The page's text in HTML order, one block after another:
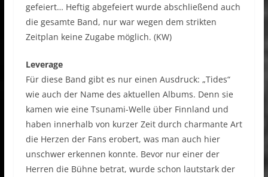
gefeiert… Heftig abgefeiert wurde abschließend auch
die gesamte Band, nur war wegen dem strikten
Zeitplan keine Zugabe möglich. (KW)
Leverage
Für diese Band gibt es nur einen Ausdruck: „Tides“
wie auch der Name des aktuellen Albums. Denn sie
kamen wie eine Tsunami-Welle über Finnland und
haben innerhalb von kurzer Zeit durch charmante Art
die Herzen der Fans erobert, was man auch hier
unschwer erkennen konnte. Bevor nur einer der
Herren die Bühne betrat, wurde schon lautstark der